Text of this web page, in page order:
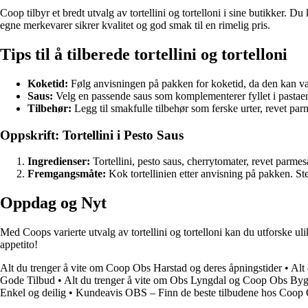
Coop tilbyr et bredt utvalg av tortellini og tortelloni i sine butikker. Du
egne merkevarer sikrer kvalitet og god smak til en rimelig pris.
Tips til å tilberede tortellini og tortelloni
Koketid: Følg anvisningen på pakken for koketid, da den kan
Saus: Velg en passende saus som komplementerer fyllet i
Tilbehør: Legg til smakfulle tilbehør som ferske urter, revet
Oppskrift: Tortellini i Pesto Saus
Ingredienser: Tortellini, pesto saus, cherrytomater, revet
Fremgangsmåte: Kok tortellinien etter anvisning på pakken.
Oppdag og Nyt
Med Coops varierte utvalg av tortellini og tortelloni kan du utforske
appetito!
Alt du trenger å vite om Coop Obs Harstad og deres åpningstider• Alt
Gode Tilbud • Alt du trenger å vite om Obs Lyngdal og Coop Obs
Enkel og deilig • Kundeavis OBS – Finn de beste tilbudene hos Coop